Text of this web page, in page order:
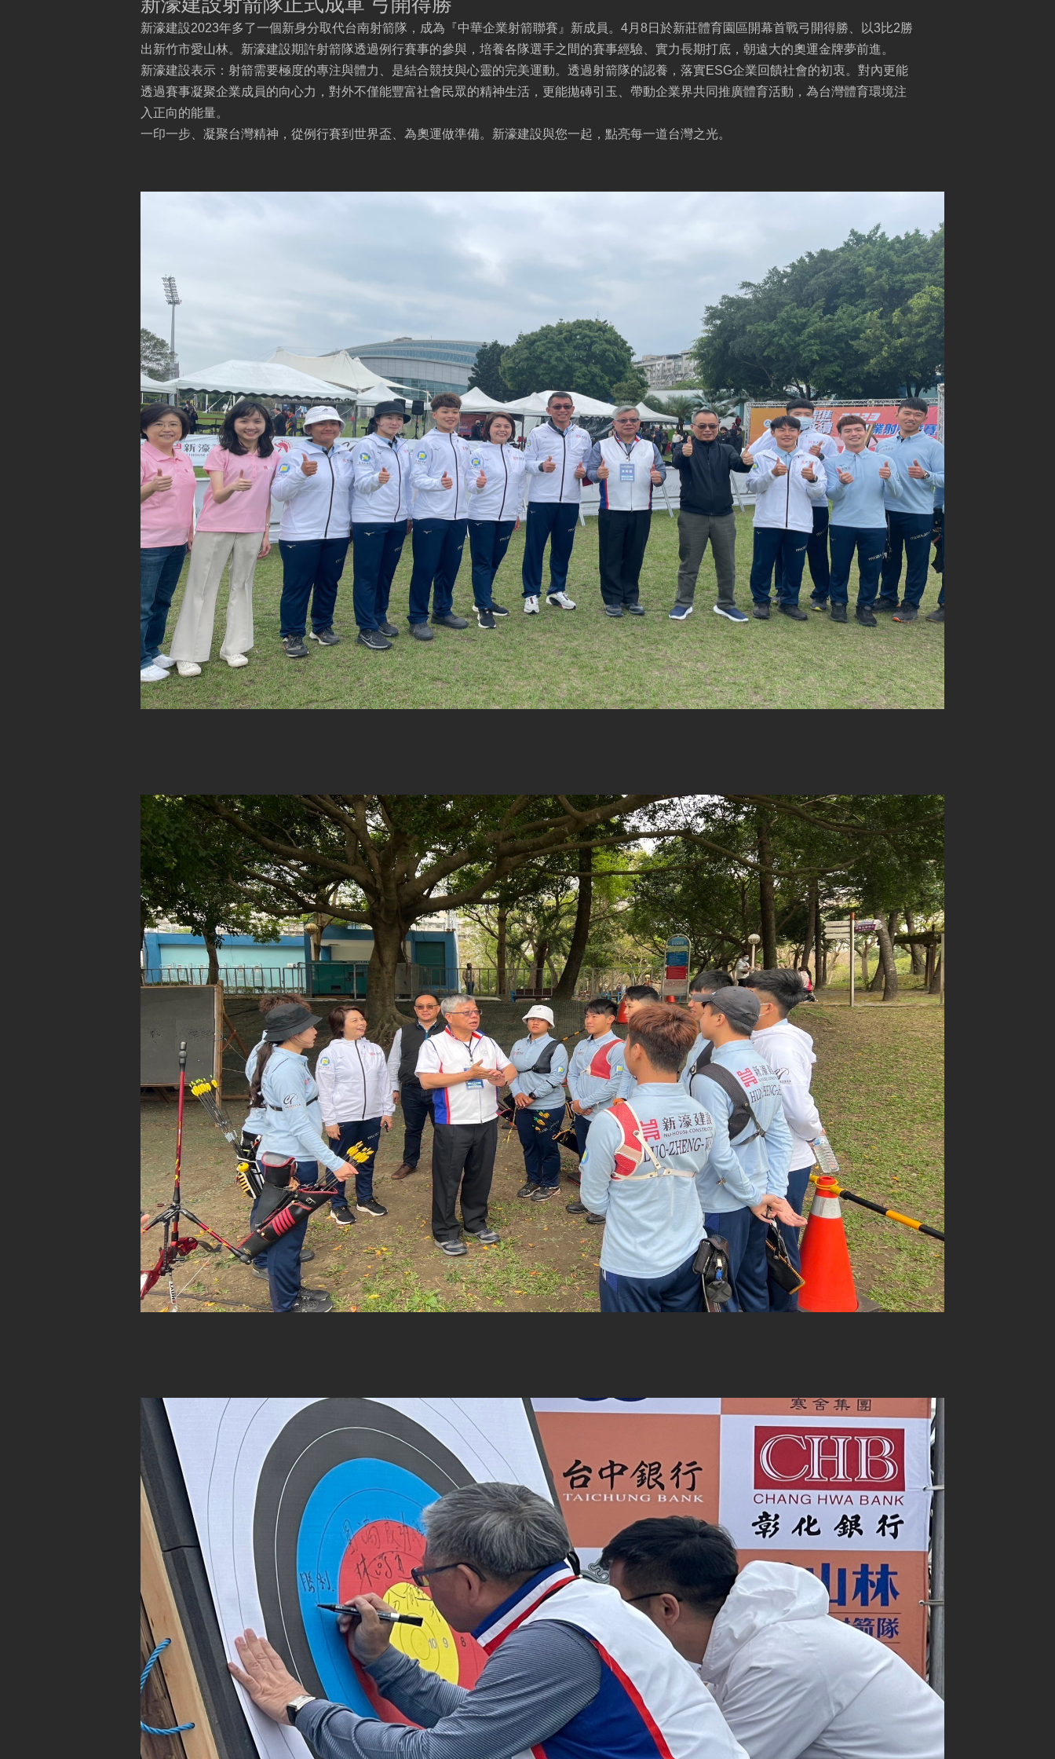
新濠建設2023年多了一個新身分取代台南射箭隊，成為『中華企業射箭聯賽』新成員。4月8日於新莊體育園區開幕首戰弓開得勝、以3比2勝
出新竹市愛山林。新濠建設期許射箭隊透過例行賽事的參與，培養各隊選手之間的賽事經驗、實力長期打底，朝遠大的奧運金牌夢前進。
新濠建設表示：射箭需要極度的專注與體力、是結合競技與心靈的完美運動。透過射箭隊的認養，落實ESG企業回饋社會的初衷。對內更能
透過賽事凝聚企業成員的向心力，對外不僅能豐富社會民眾的精神生活，更能拋磚引玉、帶動企業界共同推廣體育活動，為台灣體育環境注
入正向的能量。
一印一步、凝聚台灣精神，從例行賽到世界盃、為奧運做準備。新濠建設與您一起，點亮每一道台灣之光。